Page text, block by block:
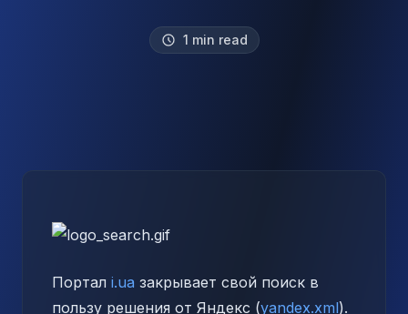
1 min read
Портал i.ua закрывает свой поиск в
пользу решения от Яндекс (yandex.xml).